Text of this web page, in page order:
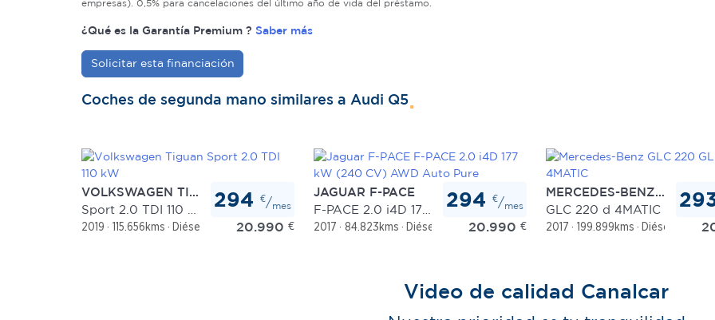
empresas). 0,5% para cancelaciones del último año de vida del préstamo.
¿Qué es la Garantía Premium ? Saber más
Solicitar esta financiación
Coches de segunda mano similares a Audi Q5
VOLKSWAGEN TIGUAN
2019 115.656kms Diésel Automático
20.990 €
294 €/mes
JAGUAR F-PACE
2017 84.823kms Diésel Automático
20.990 €
294 €/mes
MERCEDES-BENZ GLC 220
GLC 220 d 4MATIC
2017 199.899kms Diésel
Video de calidad Canalcar